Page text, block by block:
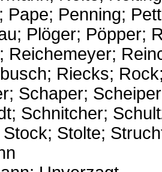
Pape; Penning;
Plöger; Pöpper;
Reichemeyer;
Riecks;
Schaper;
Schnitcher;
Stolte;